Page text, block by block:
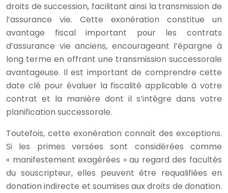
droits de succession, facilitant ainsi la transmission de
l’assurance vie. Cette exonération constitue un
avantage fiscal important pour les contrats
d’assurance vie anciens, encourageant l’épargne à
long terme en offrant une transmission successorale
avantageuse. Il est important de comprendre cette
date clé pour évaluer la fiscalité applicable à votre
contrat et la manière dont il s’intègre dans votre
planification successorale.
Toutefois, cette exonération connaît des exceptions.
Si les primes versées sont considérées comme
« manifestement exagérées » au regard des facultés
du souscripteur, elles peuvent être requalifiées en
donation indirecte et soumises aux droits de donation.